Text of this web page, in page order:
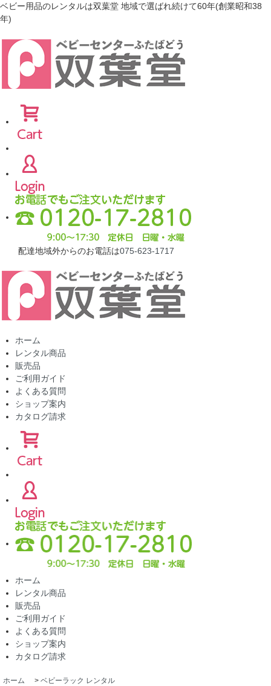
ベビー用品のレンタルは双葉堂 地域で選ばれ続けて60年(創業昭和38
年)
配達地域外からのお電話は075-623-1717
ホーム
レンタル商品
販売品
ご利用ガイド
よくある質問
ショップ案内
カタログ請求
ホーム
レンタル商品
販売品
ご利用ガイド
よくある質問
ショップ案内
カタログ請求
ホーム > ベビーラック レンタル